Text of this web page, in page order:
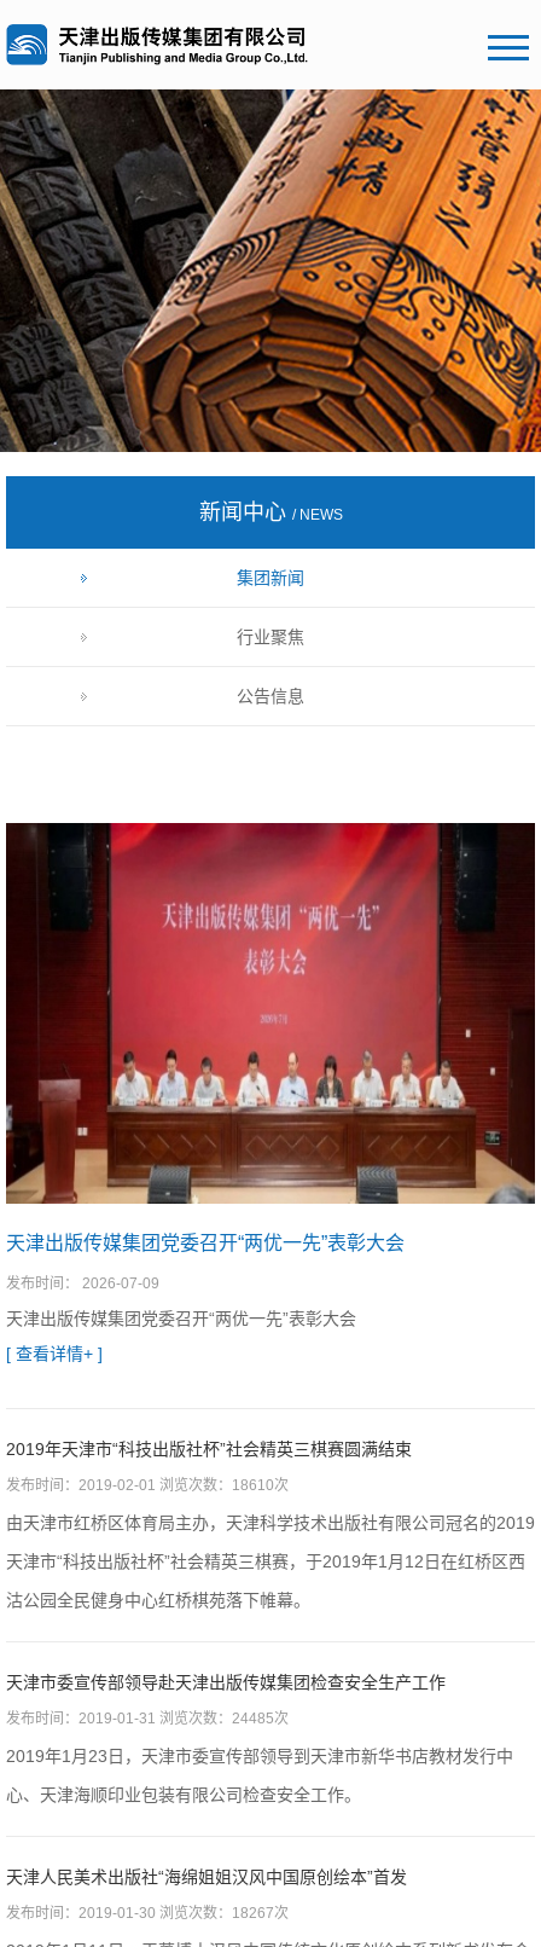
新闻中心 / NEWS
集团新闻
行业聚焦
公告信息
天津出版传媒集团党委召开“两优一先”表彰大会
发布时间： 2026-07-09
天津出版传媒集团党委召开“两优一先”表彰大会
[ 查看详情+ ]
2019年天津市“科技出版社杯”社会精英三棋赛圆满结束
发布时间：2019-02-01 浏览次数：18610次
由天津市红桥区体育局主办，天津科学技术出版社有限公司冠名的2019
天津市“科技出版社杯”社会精英三棋赛，于2019年1月12日在红桥区西
沽公园全民健身中心红桥棋苑落下帷幕。
天津市委宣传部领导赴天津出版传媒集团检查安全生产工作
发布时间：2019-01-31 浏览次数：24485次
2019年1月23日，天津市委宣传部领导到天津市新华书店教材发行中
心、天津海顺印业包装有限公司检查安全工作。
天津人民美术出版社“海绵姐姐汉风中国原创绘本”首发
发布时间：2019-01-30 浏览次数：18267次